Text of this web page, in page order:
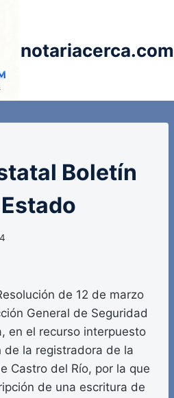
notariacerca.com
Boletín
de 12 de marzo
General de Seguridad
en el recurso interpuesto
de la registradora de la
Castro del Río, por la que
de una escritura de